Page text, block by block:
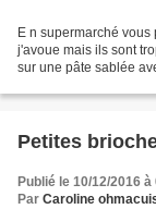
E n supermarché
j'avoue mais ils sont
sur une pâte sablée
Petites
Publié le 10/12/2016 à
Par Caroline